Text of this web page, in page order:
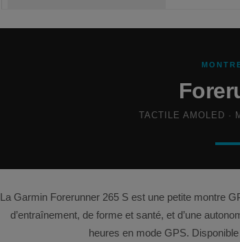
TACTILE AMOLED ·
La Garmin Forerunner 265 S est une petite montre
d’entraînement, de forme et santé, et d’une
heures en mode GPS.